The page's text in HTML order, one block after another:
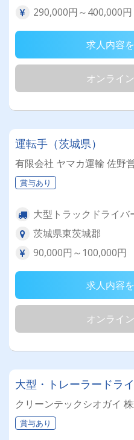
290,000円～400,000円
求人内容
オンライ
運転手（茨城県）
有限会社 ヤマカ運輸 佐野
賞与あり
大型トラックドライバ
茨城県東茨城郡
90,000円～100,000円
求人内容
オンライ
大型・トレーラードラ
クリーンテックシオガイ
賞与あり